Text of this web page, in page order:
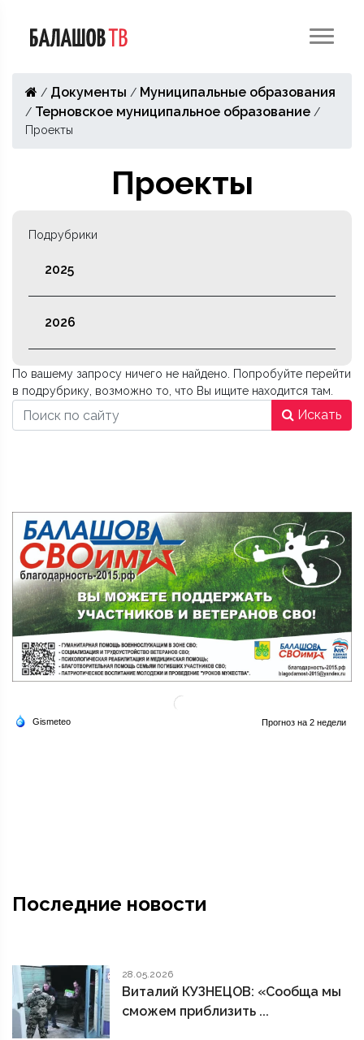
/ Документы / Муниципальные образования
/ Терновское муниципальное образование /
Проекты
Проекты
Подрубрики
2025
2026
По вашему запросу ничего не найдено. Попробуйте перейти
в подрубрику, возможно то, что Вы ищите находится там.
Искать
Последние новости
28.05.2026
Виталий КУЗНЕЦОВ: «Сообща мы
сможем приблизить ...